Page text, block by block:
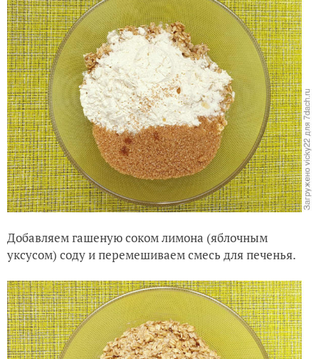
Добавляем гашеную соком лимона (яблочным
уксусом) соду и перемешиваем смесь для печенья.